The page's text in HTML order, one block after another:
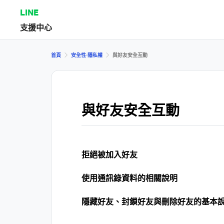
LINE
支援中心
首頁 安全性⋅隱私權 與好友安全互動
與好友安全互動
拒絕被加入好友
使用通訊錄資料的相關說明
隱藏好友、封鎖好友與刪除好友的基本